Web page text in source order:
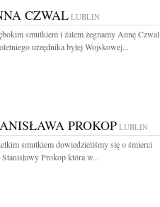
CZWAL LUBLIN
smutkiem i żalem żegnamy Annę Czwal
urzędnika byłej Wojskowej...
PROKOP LUBLIN
smutkiem dowiedzieliśmy się o śmierci
Stanisławy Prokop która w...